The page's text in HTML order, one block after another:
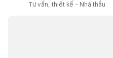
Tư vấn, thiết kế - Nhà thầu